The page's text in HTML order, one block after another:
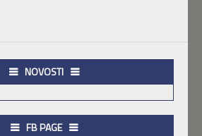
NOVOSTI
FB PAGE